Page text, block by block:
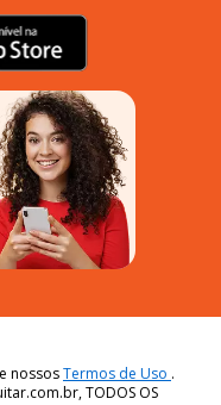
e nossosTermos de Uso .
TODOS OS